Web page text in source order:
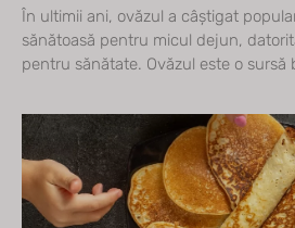
În ultimii ani, ovăzul a câștigat
sănătoasă pentru micul dejun,
pentru sănătate. Ovăzul este o sursă